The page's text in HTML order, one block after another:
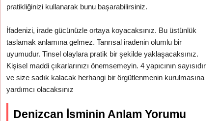
pratikliğinizi kullanarak bunu başarabilirsiniz.
İfadenizi, irade gücünüzle ortaya koyacaksınız. Bu üstünlük
taslamak anlamına gelmez. Tanrısal iradenin olumlu bir
uyumudur. Tinsel olaylara pratik bir şekilde yaklaşacaksınız.
Kişisel maddi çıkarlarınızı önemsemeyin. 4 yapıcının sayısıdır
ve size sadık kalacak herhangi bir örgütlenmenin kurulmasına
yardımcı olacaksınız
Denizcan İsminin Anlam Yorumu